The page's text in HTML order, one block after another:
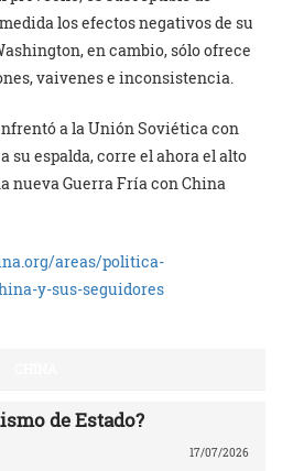
los efectos negativos de su
en cambio, sólo ofrece
vaivenes e inconsistencia.
a la Unión Soviética con
su espalda, corre el ahora el alto
nueva Guerra Fría con China
areas/politica-
y-sus-seguidores
de Estado?
17/07/2026